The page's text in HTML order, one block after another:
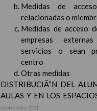
Medidas de
relacionadas o
Medidas de acceso
empresas
servicios o sean
centro
Otras medidas
DISTRIBUCIÃ“N DEL
AULAS Y EN LOS
septiembre 2021